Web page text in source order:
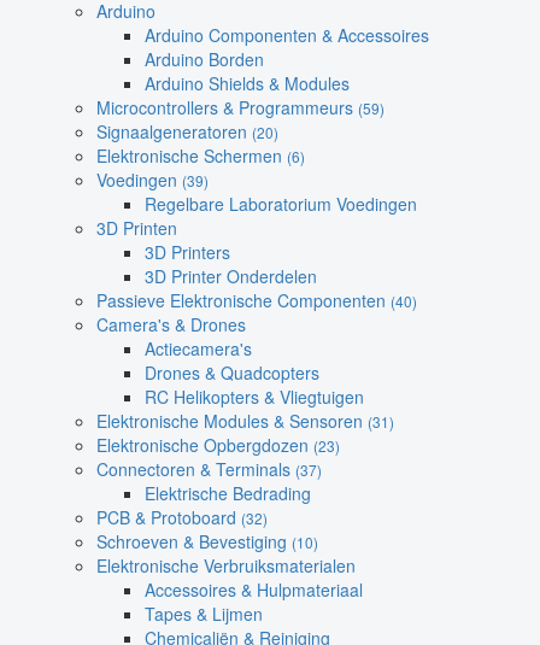
Arduino
Arduino Componenten & Accessoires
Arduino Borden
Arduino Shields & Modules
Microcontrollers & Programmeurs (59)
Signaalgeneratoren (20)
Elektronische Schermen (6)
Voedingen (39)
Regelbare Laboratorium Voedingen
3D Printen
3D Printers
3D Printer Onderdelen
Passieve Elektronische Componenten (40)
Camera's & Drones
Actiecamera's
Drones & Quadcopters
RC Helikopters & Vliegtuigen
Elektronische Modules & Sensoren (31)
Elektronische Opbergdozen (23)
Connectoren & Terminals (37)
Elektrische Bedrading
PCB & Protoboard (32)
Schroeven & Bevestiging (10)
Elektronische Verbruiksmaterialen
Accessoires & Hulpmateriaal
Tapes & Lijmen
Chemicaliën & Reiniging